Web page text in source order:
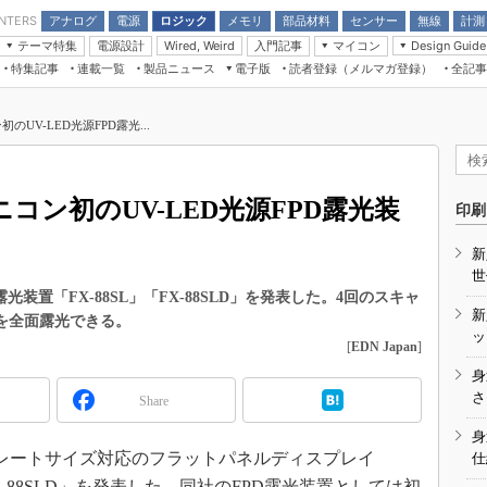
アナログ 電源 ロジック メモリ
部品材料
受動部品
センサー 無線
計測
アナログ機能回路
計測とテスト
Wired, Weird
テーマ特集 電源設計 Wired, Weird
入門記事
モーター入門
マイコン
マイコン講座
Design Guide
計測機器
CEATEC
組込み/エッジコンピューティング展
人とくるま展
Microchip情報
特集記事
連載一覧
コン
とノイ
製品ニュース
電子版
電子ブックレット
読者登録（メルマガ登録） 全記
のUV-LED光源FPD露光...
ン初のUV-LED光源FPD露光装
装置「FX-88SL」「FX-88SLD」を発表した。4回のスキャ
面露光できる。
[EDN Japan]
Share
トサイズ対応のフラットパネルディスプレイ
印